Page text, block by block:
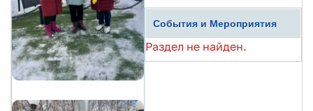
События и Мероприятия
Раздел не найден.